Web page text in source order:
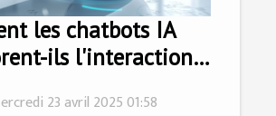
les chatbots IA
ils l'interaction
23 avril 2025 01:58